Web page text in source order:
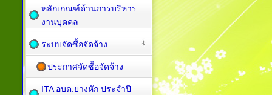
หลักเกณฑ์ด้านการบริหาร
งานบุคคล
ระบบจัดซื้อจัดจ้าง
ประกาศจัดซื้อจัดจ้าง
ITA อบต.ยางหัก ประจำปี